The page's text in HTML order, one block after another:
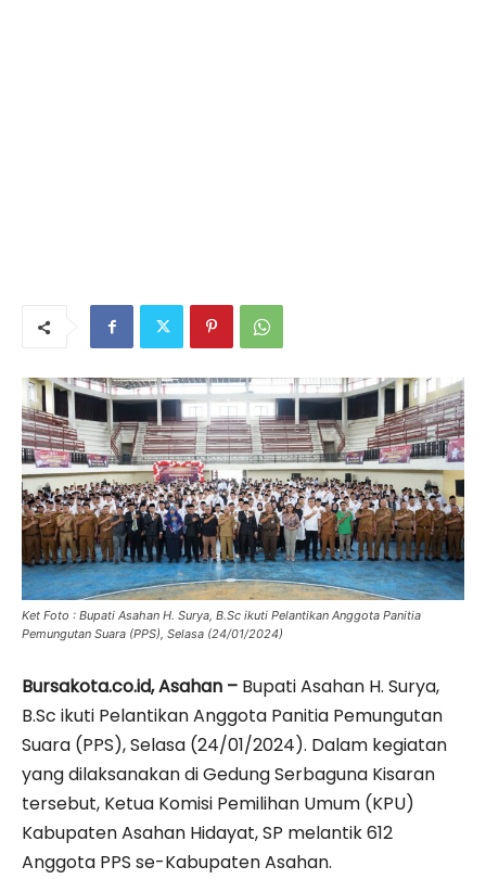
Ket Foto : Bupati Asahan H. Surya, B.Sc ikuti Pelantikan Anggota Panitia
Pemungutan Suara (PPS), Selasa (24/01/2024)
Bursakota.co.id, Asahan – Bupati Asahan H. Surya,
B.Sc ikuti Pelantikan Anggota Panitia Pemungutan
Suara (PPS), Selasa (24/01/2024). Dalam kegiatan
yang dilaksanakan di Gedung Serbaguna Kisaran
tersebut, Ketua Komisi Pemilihan Umum (KPU)
Kabupaten Asahan Hidayat, SP melantik 612
Anggota PPS se-Kabupaten Asahan.